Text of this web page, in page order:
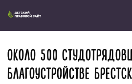
ОКОЛО 500
БЛАГОУСТРОЙСТВЕ